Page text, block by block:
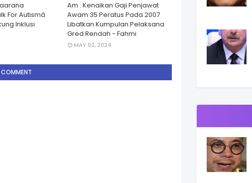
For Autismâ
Inklusi
Am : Kenaikan Gaji Penjawat
Awam 35 Peratus Pada 2007
Libatkan Kumpulan Pelaksana
Gred Rendah - Fahmi
MAY 02, 2024